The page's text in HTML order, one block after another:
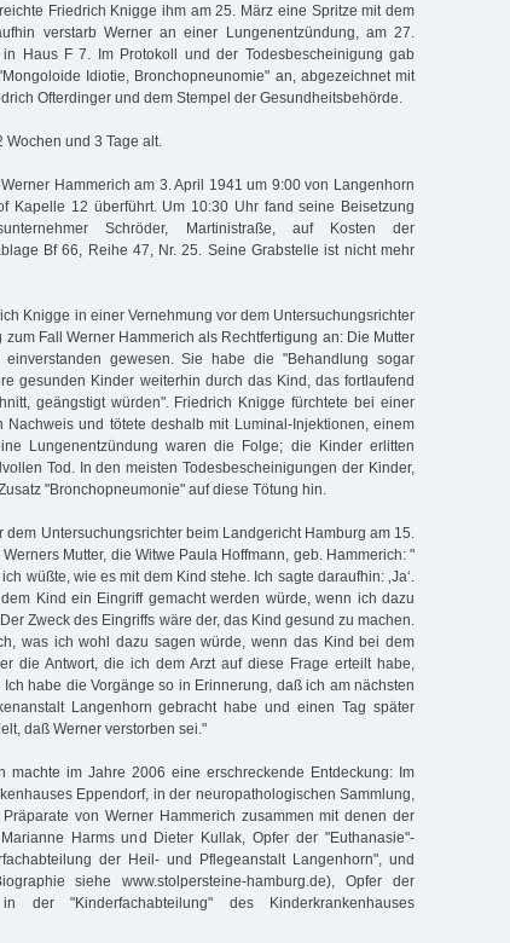
Friedrich Knigge ihm am 25. März eine Spritze mit dem
verstarb Werner an einer Lungenentzündung, am 27.
Haus F 7. Im Protokoll und der Todesbescheinigung gab
Idiotie, Bronchopneunomie" an, abgezeichnet mit
Ofterdinger und dem Stempel der Gesundheitsbehörde.
und 3 Tage alt.
Hammerich am 3. April 1941 um 9:00 von Langenhorn
Kapelle 12 überführt. Um 10:30 Uhr fand seine Beisetzung
Schröder, Martinistraße, auf Kosten der
Bf 66, Reihe 47, Nr. 25. Seine Grabstelle ist nicht mehr
Knigge in einer Vernehmung vor dem Untersuchungsrichter
Fall Werner Hammerich als Rechtfertigung an: Die Mutter
gewesen. Sie habe die "Behandlung sogar
gesunden Kinder weiterhin durch das Kind, das fortlaufend
geängstigt würden". Friedrich Knigge fürchtete bei einer
Nachweis und tötete deshalb mit Luminal-Injektionen, einem
Lungenentzündung waren die Folge; die Kinder erlitten
Tod. In den meisten Todesbescheinigungen der Kinder,
"Bronchopneumonie" auf diese Tötung hin.
dem Untersuchungsrichter beim Landgericht Hamburg am 15.
Mutter, die Witwe Paula Hoffmann, geb. Hammerich: "
wüßte, wie es mit dem Kind stehe. Ich sagte daraufhin: ‚Ja‘.
Kind ein Eingriff gemacht werden würde, wenn ich dazu
Zweck des Eingriffs wäre der, das Kind gesund zu machen.
was ich wohl dazu sagen würde, wenn das Kind bei dem
die Antwort, die ich dem Arzt auf diese Frage erteilt habe,
habe die Vorgänge so in Erinnerung, daß ich am nächsten
Langenhorn gebracht habe und einen Tag später
daß Werner verstorben sei."
machte im Jahre 2006 eine erschreckende Entdeckung: Im
Eppendorf, in der neuropathologischen Sammlung,
von Werner Hammerich zusammen mit denen der
Harms und Dieter Kullak, Opfer der "Euthanasie"-
der Heil- und Pflegeanstalt Langenhorn", und
siehe www.stolpersteine-hamburg.de), Opfer der
in der "Kinderfachabteilung" des Kinderkrankenhauses